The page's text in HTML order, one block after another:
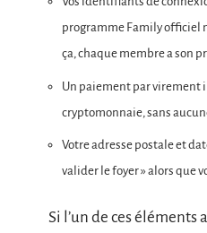
programme Family officiel
ça, chaque membre a son
Un paiement par virement
cryptomonnaie, sans
Votre adresse postale et
valider le foyer » alors que
Si l’un de ces éléments